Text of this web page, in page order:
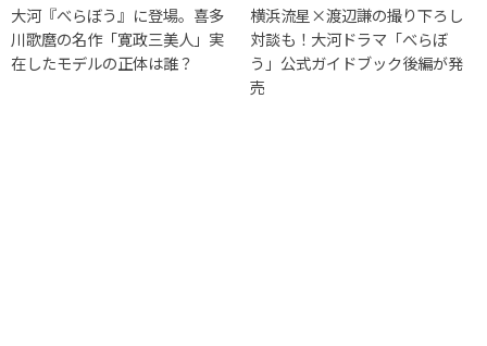
大河『べらぼう』に登場。喜多
川歌麿の名作「寛政三美人」実
在したモデルの正体は誰？
横浜流星×渡辺謙の撮り下ろし
対談も！大河ドラマ「べらぼ
う」公式ガイドブック後編が発
売